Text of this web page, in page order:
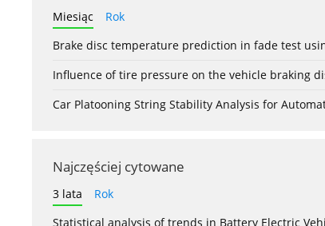
Miesiąc
Rok
Brake disc temperature prediction in fade test
Influence of tire pressure on the vehicle braking
Car Platooning String Stability Analysis for
Najczęściej cytowane
3 lata
Rok
Statistical analysis of trends in Battery Electric